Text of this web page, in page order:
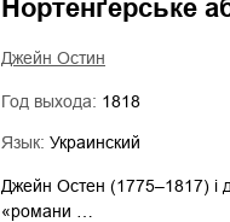
Нортенґерське
Джейн Остин
Год выхода: 1818
Язык: Украинский
Джейн Остен (1775–1817) і
«романи …